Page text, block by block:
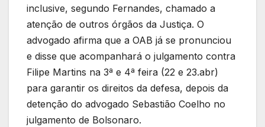
inclusive, segundo Fernandes, chamado a
atenção de outros órgãos da Justiça. O
advogado afirma que a OAB já se pronunciou
e disse que acompanhará o julgamento contra
Filipe Martins na 3ª e 4ª feira (22 e 23.abr)
para garantir os direitos da defesa, depois da
detenção do advogado Sebastião Coelho no
julgamento de Bolsonaro.